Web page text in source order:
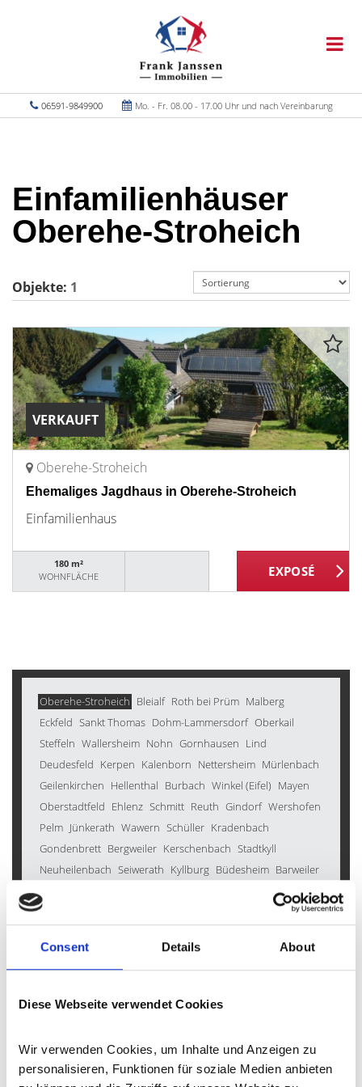
Consent Details About
Diese Webseite verwendet Cookies
Wir verwenden Cookies, um Inhalte und Anzeigen zu
personalisieren, Funktionen für soziale Medien anbieten
06591-9849900 Mo. - Fr. 08.00 - 17.00 Uhr und nach Vereinbarung
Einfamilienhäuser
Oberehe-Stroheich
Objekte: 1
VERKAUFT
Oberehe-Stroheich
Ehemaliges Jagdhaus in Oberehe-Stroheich
Einfamilienhaus
180 m²
WOHNFLÄCHE
Oberehe-Stroheich Bleialf Roth bei Prüm Malberg
Eckfeld Sankt Thomas Dohm-Lammersdorf Oberkail
Steffeln Wallersheim Nohn Gornhausen Lind
Deudesfeld Kerpen Kalenborn Nettersheim Mürlenbach
Geilenkirchen Hellenthal Burbach Winkel (Eifel) Mayen
Oberstadtfeld Ehlenz Schmitt Reuth Gindorf Wershofen
Pelm Jünkerath Wawern Schüller Kradenbach
Gondenbrett Bergweiler Kerschenbach Stadtkyll
Neuheilenbach Seiwerath Kyllburg Büdesheim Barweiler
Düren
Scheid
Dahlem
Neroth Berndorf Schleiden Horperath
Dockweiler
Balesfeld Densborn Wiesemscheid Hallschlag Kröv
Bleckhausen
Wallscheid Kelberg Auw bei Prüm
Üttfeld